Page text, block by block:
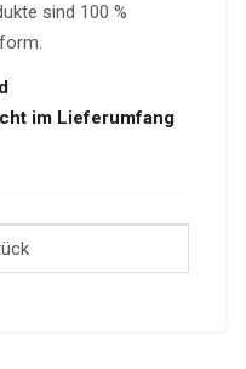
sind 100 %
im Lieferumfang